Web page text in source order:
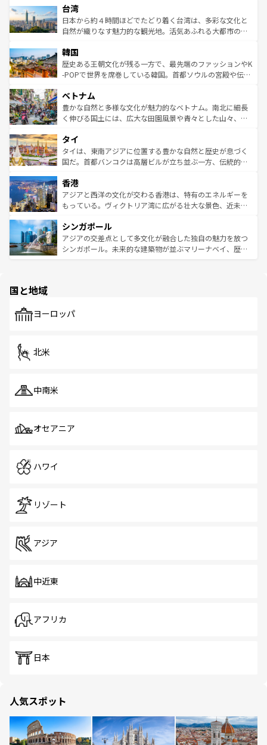
情報は
人々、おいしいローカルフードやハワイアンミュージッ
ク、伝統的なフラダンスなど、すべてがハワイの魅力を彩
っている。訪れるたびに新しい発見と感動が待っているハ
はコンテンツ一覧
リアリーフや大陸中央部にそびえるウルル（エアーズロッ
ク）、タスマニアの美しい原生林やケアンズの熱帯雨林な
ど、見どころがたくさん。また、カフェやワイン、オージ
いる。アクティビティも充実しており、サーフィンやダイ
ビング、ハイキングなど、アウトドア好きにはたまらな
い。オーストラリアの多彩な魅力を存分に味わいつくそ
参照してほしい。
台湾
日本から約４時間ほどでたどり着く台湾は、多彩な文化と
自然が織りなす魅力的な観光地。活気あふれる大都市の台
ン）、静ひつな山岳地帯である台湾東部など、都市の喧騒
と山間の静けさが共存しており、訪れる人に新しい発見と
驚きをもたらしてくれる。また、奥深い台湾の食文化も魅
容にもいいと評判のスイーツなど、バラエティ豊かな料理
が味わえる。 なお、新着の台湾情報は コンテンツ一覧を参
照してほしい。
韓国
歴史ある王朝文化が残る一方で、最先端のファッションやK
-POPで世界を席巻している韓国。首都ソウルの宮殿や伝統
き、地方に足を延ばせば四季折々の自然美を楽しむことが
できる。そして、キムチや焼肉、絶品のストリートフード
まで、さまざまな韓国料理が待っている。夜には、韓国な
リティに包まれながら、韓国の多彩な魅力を心ゆくまで味
わってみてほしい。 なお、新着の韓国情報はコンテンツ一
覧を参照してほしい。
ベトナム
豊かな自然と多様な文化が魅力的なベトナム。南北に細長
く伸びる国土には、広大な田園風景や青々とした山々、世
急速な発展と共に伝統が息づく。ハノイの古い町並みやホ
ーチミン市のフランス統治時代の建物も、独特の雰囲気を
醸し出している。また、バラエティの豊かさとおいしさで
とつ。フォーやバインミー、ベトナムコーヒーなどは、ぜ
ひ現地で味わいたい。どの地域を訪れてもあたたかい人々
が旅行者を迎えてくれるので、きっと忘れられない旅にな
参照してほしい。
タイ
タイは、東南アジアに位置する豊かな自然と歴史が息づく
国だ。首都バンコクは高層ビルが立ち並ぶ一方、伝統的な
の活気が交差している。北部ではチェンマイなどの山岳地
帯で自然と触れ合い、南部ではプーケットやクラビの美し
いビーチでリゾート気分を楽しむことができる。タイ料理
激する。気候は一年中温暖で、どの季節にも異なる楽しみ
が待っている。親しみやすいタイの人々、仏教を中心とし
た文化、そして多様な観光資源が、訪れる旅人を魅了し続
香港
アジアと西洋の文化が交わる香港は、特有のエネルギーを
もっている。ヴィクトリア湾に広がる壮大な景色、近未来
み、どこを訪れても感動するはず。観光スポットが密集し
ており、効率よく見どころを回れるのも魅力。息をのむよ
うな絶景から文化的な体験まで、香港を存分に楽しみ尽く
シンガポール
アジアの交差点として多文化が融合した独自の魅力を放つ
シンガポール。未来的な建築物が並ぶマリーナベイ、歴史
で、ホーカーズは地元の風情を楽しめる外せないスポット
国と地域
ヨーロッパ
北米
中南米
オセアニア
ハワイ
リゾート
アジア
中近東
アフリカ
日本
人気スポット